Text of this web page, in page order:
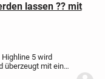
lassen ?? mit
5 wird
überzeugt mit einer